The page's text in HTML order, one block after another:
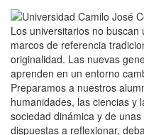
Los universitarios no
marcos de referencia
originalidad. Las nuevas
aprenden en un entorno
Preparamos a nuestros
humanidades, las ciencias y
sociedad dinámica y de
dispuestas a reflexionar,